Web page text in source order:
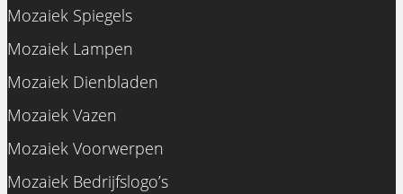
Mozaiek Spiegels
Mozaiek Lampen
Mozaiek Dienbladen
Mozaiek Vazen
Mozaiek Voorwerpen
Mozaiek Bedrijfslogo’s